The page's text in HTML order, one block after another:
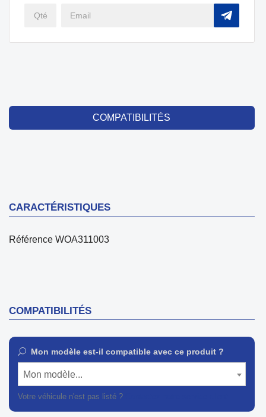
COMPATIBILITÉS
CARACTÉRISTIQUES
Référence WOA311003
COMPATIBILITÉS
Mon modèle est-il compatible avec ce produit ?
Mon modèle...
Votre véhicule n'est pas listé ?